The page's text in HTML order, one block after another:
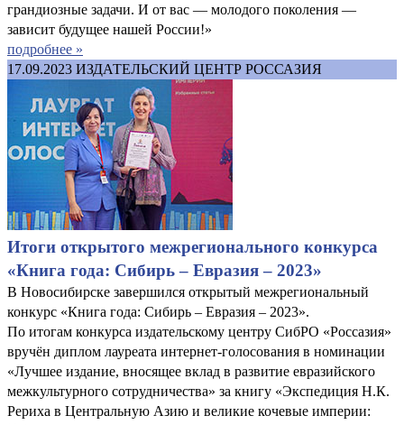
грандиозные задачи. И от вас — молодого поколения —
зависит будущее нашей России!»
подробнее »
17.09.2023 ИЗДАТЕЛЬСКИЙ ЦЕНТР РОССАЗИЯ
Итоги открытого межрегионального конкурса
«Книга года: Сибирь – Евразия – 2023»
В Новосибирске завершился открытый межрегиональный
конкурс «Книга года: Сибирь – Евразия – 2023».
По итогам конкурса издательскому центру СибРО «Россазия»
вручён диплом лауреата интернет-голосования в номинации
«Лучшее издание, вносящее вклад в развитие евразийского
межкультурного сотрудничества» за книгу «Экспедиция Н.К.
Рериха в Центральную Азию и великие кочевые империи: